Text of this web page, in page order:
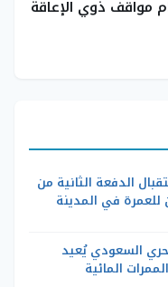
مواقف ذوي الإعاقة
الدفعة الثانية من
للعمرة في المدينة
السعودي يُعيد
المائية